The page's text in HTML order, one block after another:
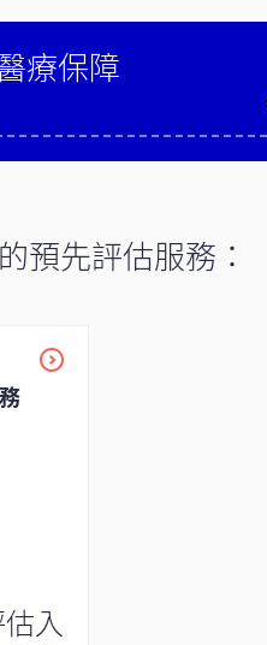
療保障
預先評估服務：
入